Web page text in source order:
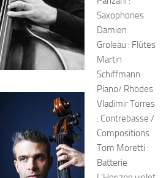
Saxophones
Damien
Groleau : Flûtes
Martin
Schiffmann :
Piano/ Rhodes
Vladimir Torres
: Contrebasse /
Compositions
Tom Moretti :
Batterie